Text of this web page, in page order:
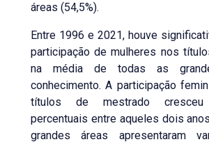
áreas (54,5%).
Entre 1996 e 2021, houve
participação de mulheres nos
na média de todas as
conhecimento. A participação
títulos de mestrado
percentuais entre aqueles dois
grandes áreas apresentaram